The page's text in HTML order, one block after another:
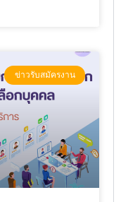
ข่าวรับสมัครงาน